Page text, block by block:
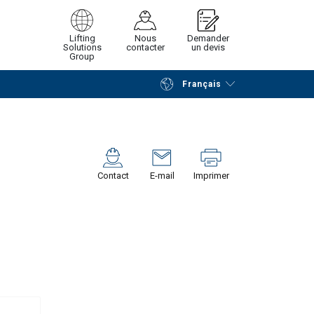
Lifting
Solutions
Group
Nous
contacter
Demander
un devis
Français
Poursuivre Envoyer demande
Contact E-mail Imprimer